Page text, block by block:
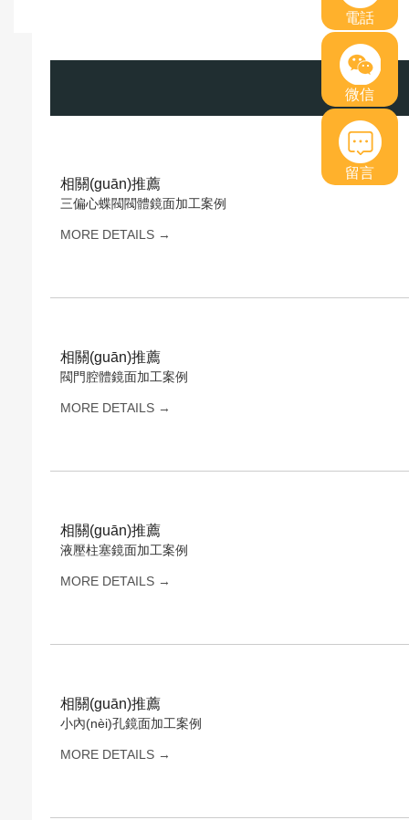
相關(guān)推薦
三偏心蝶閥閥體鏡面加工案例
MORE DETAILS →
相關(guān)推薦
閥門腔體鏡面加工案例
MORE DETAILS →
相關(guān)推薦
液壓柱塞鏡面加工案例
MORE DETAILS →
相關(guān)推薦
小內(nèi)孔鏡面加工案例
MORE DETAILS →
電話
微信
留言